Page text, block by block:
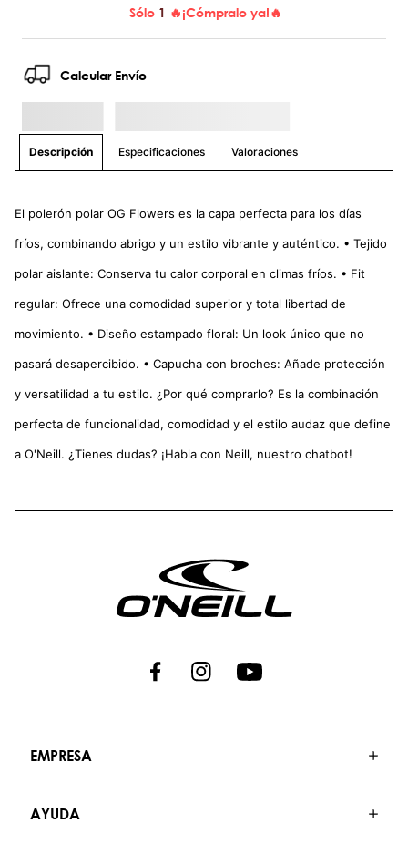
Sólo 1 🔥¡Cómpralo ya!🔥
Calcular Envío
Descripción Especificaciones Valoraciones
El polerón polar OG Flowers es la capa perfecta para los días
fríos, combinando abrigo y un estilo vibrante y auténtico. • Tejido
polar aislante: Conserva tu calor corporal en climas fríos. • Fit
regular: Ofrece una comodidad superior y total libertad de
movimiento. • Diseño estampado floral: Un look único que no
pasará desapercibido. • Capucha con broches: Añade protección
y versatilidad a tu estilo. ¿Por qué comprarlo? Es la combinación
perfecta de funcionalidad, comodidad y el estilo audaz que define
a O'Neill. ¿Tienes dudas? ¡Habla con Neill, nuestro chatbot!
EMPRESA
AYUDA